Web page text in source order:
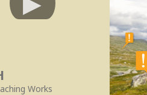
Works